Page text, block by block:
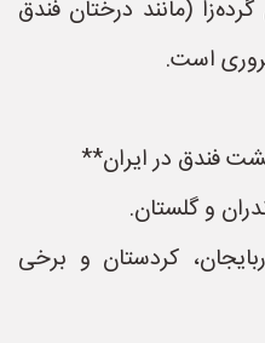
(مانند درختان فندق
است.
فندق در ایران**
و گلستان.
کردستان و برخی